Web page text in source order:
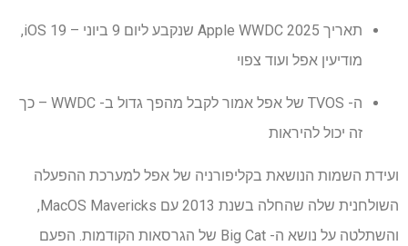
תאריך Apple WWDC 2025 שנקבע ליום 9 ביוני – iOS 19,
מודיעין אפל ועוד צפוי
ה- TVOS של אפל אמור לקבל מהפך גדול ב- WWDC – כך
זה יכול להיראות
ועידת השמות הנושאת בקליפורניה של אפל למערכת ההפעלה
השולחנית שלה שהחלה בשנת 2013 עם MacOS Mavericks,
והשתלטה על נושא ה- Big Cat של הגרסאות הקודמות. הפעם